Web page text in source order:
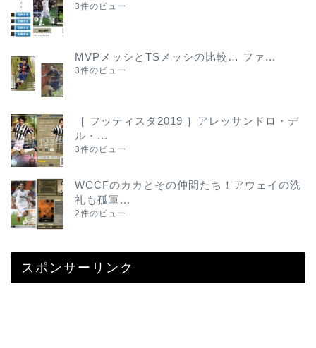
3件のビュー
MVPメッシとTSメッシの比較… ファ...
3件のビュー
［ フッティスタ2019 ］アレッサンドロ・デ
ル・...
3件のビュー
WCCFのカカとその仲間たち！アウェイの洗
礼も孤軍...
2件のビュー
スポンサーリンク